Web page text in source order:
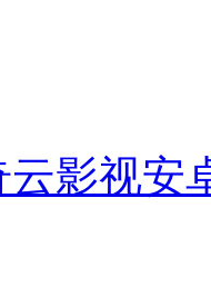
影视安